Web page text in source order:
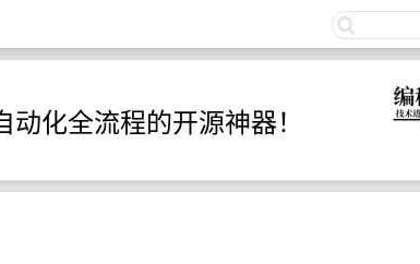
化全流程的开源神器！